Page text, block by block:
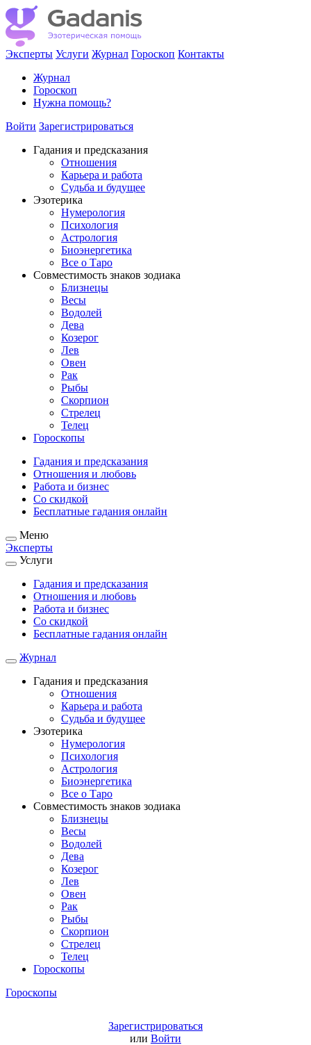
Эксперты Услуги Журнал Гороскоп Контакты
Журнал
Гороскоп
Нужна помощь?
Войти Зарегистрироваться
Гадания и предсказания
Отношения
Карьера и работа
Cудьба и будущее
Эзотерика
Нумерология
Психология
Астрология
Биоэнергетика
Все о Таро
Совместимость знаков зодиака
Близнецы
Весы
Водолей
Дева
Козерог
Лев
Овен
Рак
Рыбы
Скорпион
Стрелец
Телец
Гороскопы
Гадания и предсказания
Отношения и любовь
Работа и бизнес
Со скидкой
Бесплатные гадания онлайн
Меню
Эксперты
Услуги
Гадания и предсказания
Отношения и любовь
Работа и бизнес
Со скидкой
Бесплатные гадания онлайн
Журнал
Гадания и предсказания
Отношения
Карьера и работа
Cудьба и будущее
Эзотерика
Нумерология
Психология
Астрология
Биоэнергетика
Все о Таро
Совместимость знаков зодиака
Близнецы
Весы
Водолей
Дева
Козерог
Лев
Овен
Рак
Рыбы
Скорпион
Стрелец
Телец
Гороскопы
Гороскопы
Зарегистрироваться
или Войти